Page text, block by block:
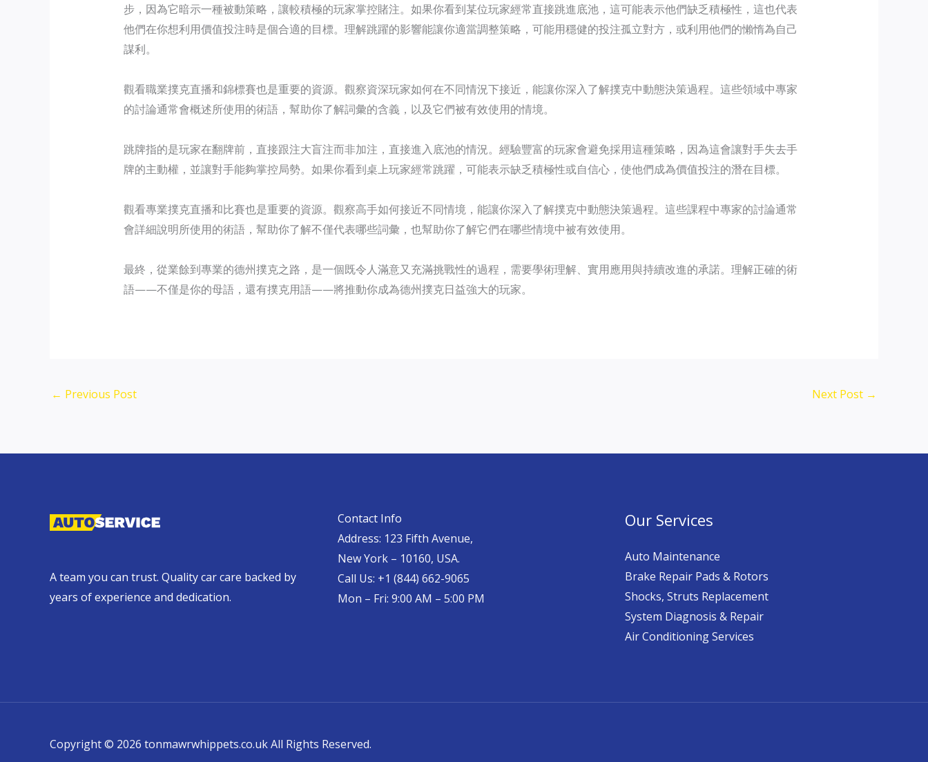
步，因為它暗示一種被動策略，讓較積極的玩家掌控賭注。如果你看到某位玩家經常直接跳進底池，這可能表示他們缺乏積極性，這也代表
他們在你想利用價值投注時是個合適的目標。理解跳躍的影響能讓你適當調整策略，可能用穩健的投注孤立對方，或利用他們的懶惰為自己
謀利。
觀看職業撲克直播和錦標賽也是重要的資源。觀察資深玩家如何在不同情況下接近，能讓你深入了解撲克中動態決策過程。這些領域中專家
的討論通常會概述所使用的術語，幫助你了解詞彙的含義，以及它們被有效使用的情境。
跳牌指的是玩家在翻牌前，直接跟注大盲注而非加注，直接進入底池的情況。經驗豐富的玩家會避免採用這種策略，因為這會讓對手失去手
牌的主動權，並讓對手能夠掌控局勢。如果你看到桌上玩家經常跳躍，可能表示缺乏積極性或自信心，使他們成為價值投注的潛在目標。
觀看專業撲克直播和比賽也是重要的資源。觀察高手如何接近不同情境，能讓你深入了解撲克中動態決策過程。這些課程中專家的討論通常
會詳細說明所使用的術語，幫助你了解不僅代表哪些詞彙，也幫助你了解它們在哪些情境中被有效使用。
最終，從業餘到專業的德州撲克之路，是一個既令人滿意又充滿挑戰性的過程，需要學術理解、實用應用與持續改進的承諾。理解正確的術
語——不僅是你的母語，還有撲克用語——將推動你成為德州撲克日益強大的玩家。
← Previous Post Next Post →
A team you can trust. Quality car care backed by
years of experience and dedication.
Contact Info
Address: 123 Fifth Avenue,
New York – 10160, USA.
Call Us: +1 (844) 662-9065
Mon – Fri: 9:00 AM – 5:00 PM
Our Services
Auto Maintenance
Brake Repair Pads & Rotors
Shocks, Struts Replacement
System Diagnosis & Repair​​
Air Conditioning Services
Copyright © 2026 tonmawrwhippets.co.uk All Rights Reserved.